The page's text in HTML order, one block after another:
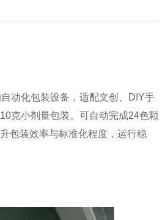
动化包装设备，适配文创、DIY手
克小剂量包装。可自动完成24色颗
包装效率与标准化程度，运行稳